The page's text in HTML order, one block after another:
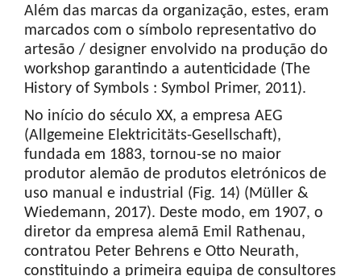
Além das marcas da organização, estes, eram
marcados com o símbolo representativo do
artesão / designer envolvido na produção do
workshop garantindo a autenticidade (The
History of Symbols : Symbol Primer, 2011).
No início do século XX, a empresa AEG
(Allgemeine Elektricitäts-Gesellschaft),
fundada em 1883, tornou-se no maior
produtor alemão de produtos eletrónicos de
uso manual e industrial (Fig. 14) (Müller &
Wiedemann, 2017). Deste modo, em 1907, o
diretor da empresa alemã Emil Rathenau,
contratou Peter Behrens e Otto Neurath,
constituindo a primeira equipa de consultores